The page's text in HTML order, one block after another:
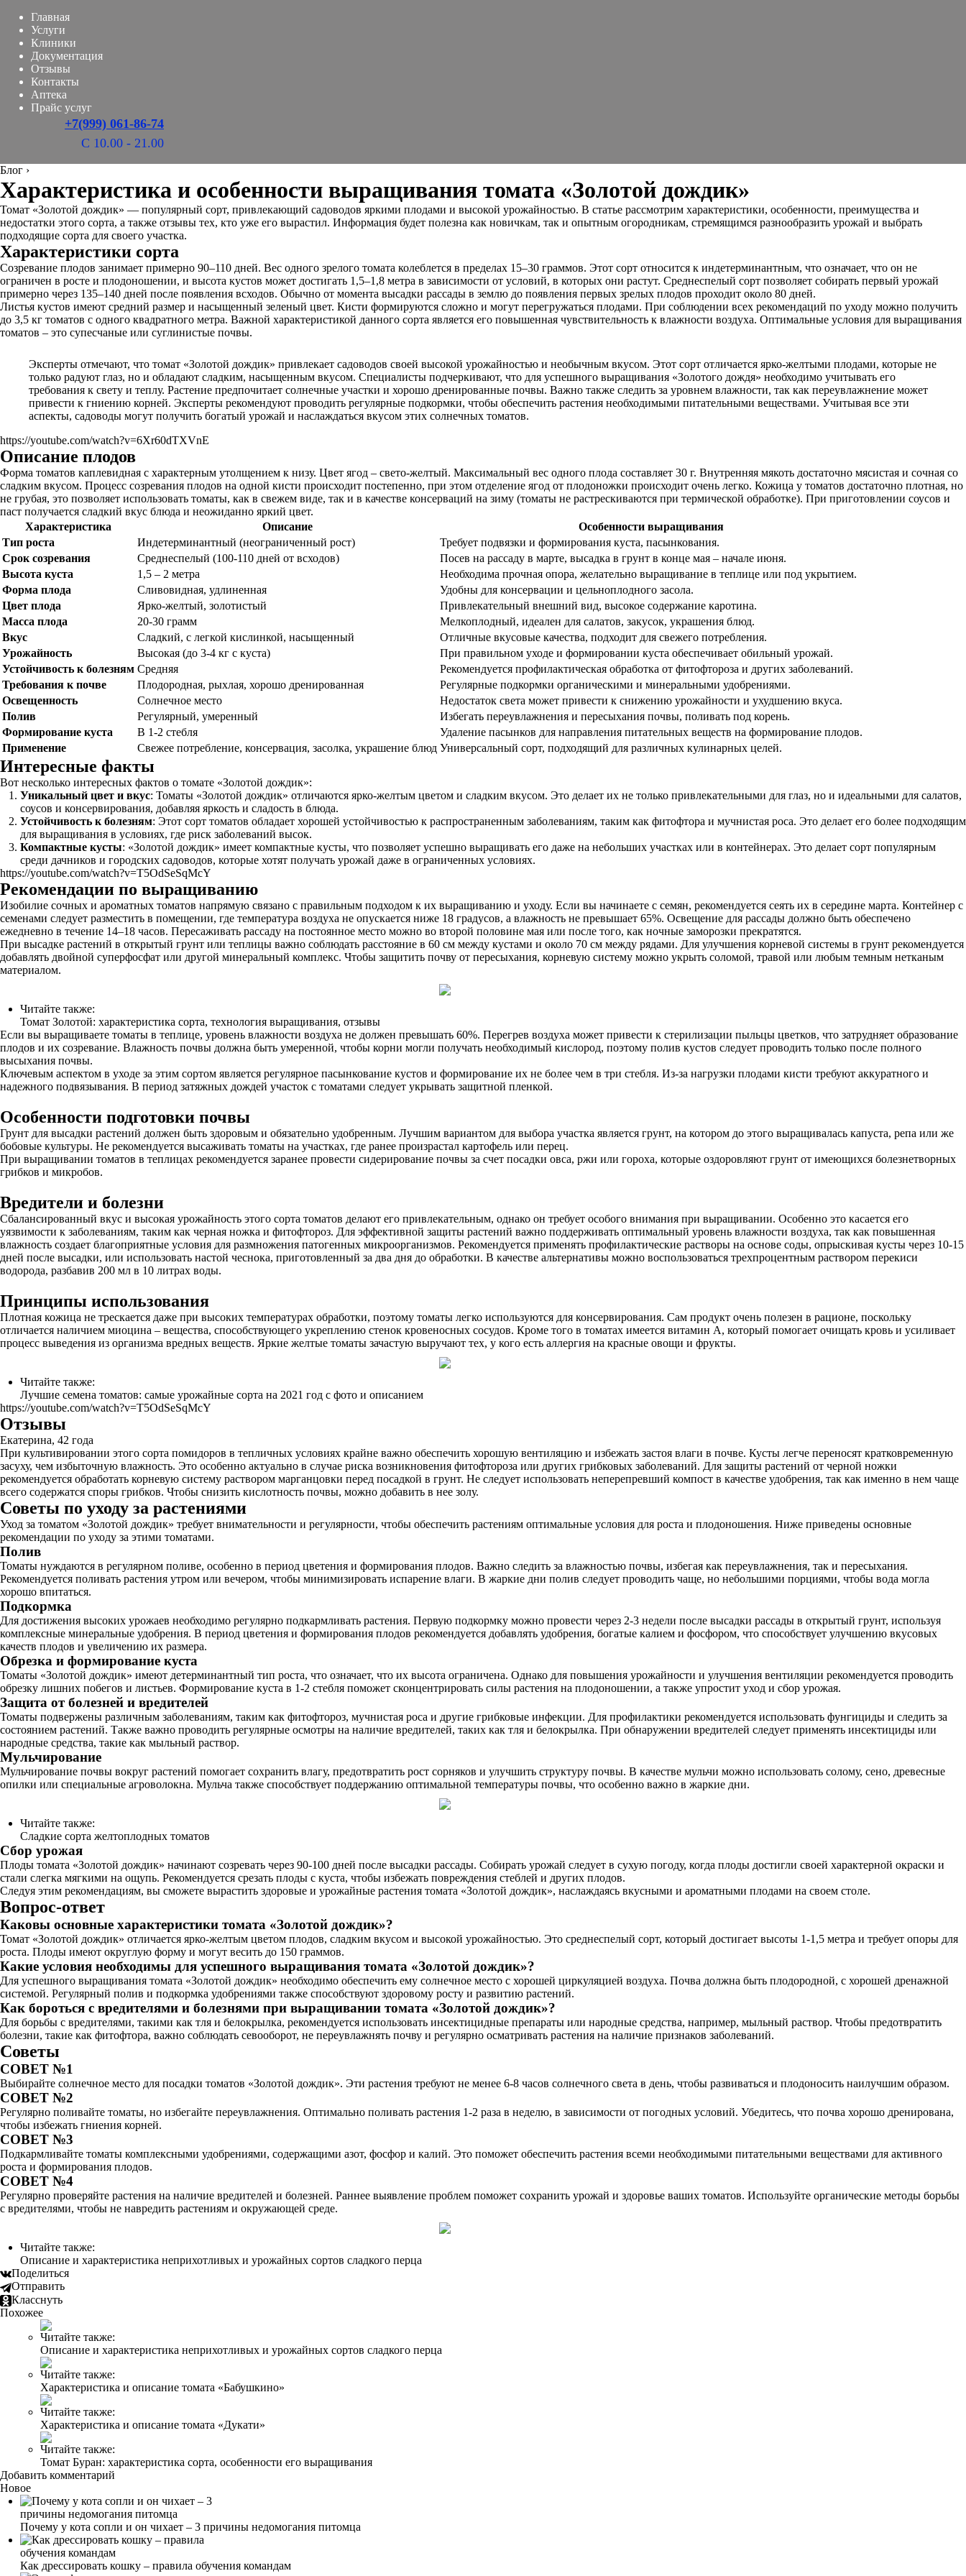
Главная
Услуги
Клиники
Документация
Отзывы
Контакты
Аптека
Прайс услуг
+7(999) 061-86-74
С 10.00 - 21.00
Блог ›
Характеристика и особенности выращивания томата «Золотой дождик»
Томат «Золотой дождик» — популярный сорт, привлекающий садоводов яркими плодами и высокой урожайностью. В статье рассмотрим характеристики, особенности, преимущества и
недостатки этого сорта, а также отзывы тех, кто уже его вырастил. Информация будет полезна как новичкам, так и опытным огородникам, стремящимся разнообразить урожай и выбрать
подходящие сорта для своего участка.
Характеристики сорта
Созревание плодов занимает примерно 90–110 дней. Вес одного зрелого томата колеблется в пределах 15–30 граммов. Этот сорт относится к индетерминантным, что означает, что он не
ограничен в росте и плодоношении, и высота кустов может достигать 1,5–1,8 метра в зависимости от условий, в которых они растут. Среднеспелый сорт позволяет собирать первый урожай
примерно через 135–140 дней после появления всходов. Обычно от момента высадки рассады в землю до появления первых зрелых плодов проходит около 80 дней.
Листья кустов имеют средний размер и насыщенный зеленый цвет. Кисти формируются сложно и могут перегружаться плодами. При соблюдении всех рекомендаций по уходу можно получить
до 3,5 кг томатов с одного квадратного метра. Важной характеристикой данного сорта является его повышенная чувствительность к влажности воздуха. Оптимальные условия для выращивания
томатов – это супесчаные или суглинистые почвы.
Эксперты отмечают, что томат «Золотой дождик» привлекает садоводов своей высокой урожайностью и необычным вкусом. Этот сорт отличается ярко-желтыми плодами, которые не
только радуют глаз, но и обладают сладким, насыщенным вкусом. Специалисты подчеркивают, что для успешного выращивания «Золотого дождя» необходимо учитывать его
требования к свету и теплу. Растение предпочитает солнечные участки и хорошо дренированные почвы. Важно также следить за уровнем влажности, так как переувлажнение может
привести к гниению корней. Эксперты рекомендуют проводить регулярные подкормки, чтобы обеспечить растения необходимыми питательными веществами. Учитывая все эти
аспекты, садоводы могут получить богатый урожай и наслаждаться вкусом этих солнечных томатов.
https://youtube.com/watch?v=6Xr60dTXVnE
Описание плодов
Форма томатов каплевидная с характерным утолщением к низу. Цвет ягод – свето-желтый. Максимальный вес одного плода составляет 30 г. Внутренняя мякоть достаточно мясистая и сочная со
сладким вкусом. Процесс созревания плодов на одной кисти происходит постепенно, при этом отделение ягод от плодоножки происходит очень легко. Кожица у томатов достаточно плотная, но
не грубая, это позволяет использовать томаты, как в свежем виде, так и в качестве консерваций на зиму (томаты не растрескиваются при термической обработке). При приготовлении соусов и
паст получается сладкий вкус блюда и неожиданно яркий цвет.
Характеристика
Описание
Особенности выращивания
Тип роста
Индетерминантный (неограниченный рост)
Требует подвязки и формирования куста, пасынкования.
Срок созревания
Среднеспелый (100-110 дней от всходов)
Посев на рассаду в марте, высадка в грунт в конце мая – начале июня.
Высота куста
1,5 – 2 метра
Необходима прочная опора, желательно выращивание в теплице или под укрытием.
Форма плода
Сливовидная, удлиненная
Удобны для консервации и цельноплодного засола.
Цвет плода
Ярко-желтый, золотистый
Привлекательный внешний вид, высокое содержание каротина.
Масса плода
20-30 грамм
Мелкоплодный, идеален для салатов, закусок, украшения блюд.
Вкус
Сладкий, с легкой кислинкой, насыщенный
Отличные вкусовые качества, подходит для свежего потребления.
Урожайность
Высокая (до 3-4 кг с куста)
При правильном уходе и формировании куста обеспечивает обильный урожай.
Устойчивость к болезням Средняя
Рекомендуется профилактическая обработка от фитофтороза и других заболеваний.
Требования к почве
Плодородная, рыхлая, хорошо дренированная
Регулярные подкормки органическими и минеральными удобрениями.
Освещенность
Солнечное место
Недостаток света может привести к снижению урожайности и ухудшению вкуса.
Полив
Регулярный, умеренный
Избегать переувлажнения и пересыхания почвы, поливать под корень.
Формирование куста
В 1-2 стебля
Удаление пасынков для направления питательных веществ на формирование плодов.
Применение
Свежее потребление, консервация, засолка, украшение блюд Универсальный сорт, подходящий для различных кулинарных целей.
Интересные факты
Вот несколько интересных фактов о томате «Золотой дождик»:
Уникальный цвет и вкус: Томаты «Золотой дождик» отличаются ярко-желтым цветом и сладким вкусом. Это делает их не только привлекательными для глаз, но и идеальными для салатов,
соусов и консервирования, добавляя яркость и сладость в блюда.
Устойчивость к болезням: Этот сорт томатов обладает хорошей устойчивостью к распространенным заболеваниям, таким как фитофтора и мучнистая роса. Это делает его более подходящим
для выращивания в условиях, где риск заболеваний высок.
Компактные кусты: «Золотой дождик» имеет компактные кусты, что позволяет успешно выращивать его даже на небольших участках или в контейнерах. Это делает сорт популярным
среди дачников и городских садоводов, которые хотят получать урожай даже в ограниченных условиях.
https://youtube.com/watch?v=T5OdSeSqMcY
Рекомендации по выращиванию
Изобилие сочных и ароматных томатов напрямую связано с правильным подходом к их выращиванию и уходу. Если вы начинаете с семян, рекомендуется сеять их в середине марта. Контейнер с
семенами следует разместить в помещении, где температура воздуха не опускается ниже 18 градусов, а влажность не превышает 65%. Освещение для рассады должно быть обеспечено
ежедневно в течение 14–18 часов. Пересаживать рассаду на постоянное место можно во второй половине мая или после того, как ночные заморозки прекратятся.
При высадке растений в открытый грунт или теплицы важно соблюдать расстояние в 60 см между кустами и около 70 см между рядами. Для улучшения корневой системы в грунт рекомендуется
добавлять двойной суперфосфат или другой минеральный комплекс. Чтобы защитить почву от пересыхания, корневую систему можно укрыть соломой, травой или любым темным нетканым
материалом.
Читайте также:
Томат Золотой: характеристика сорта, технология выращивания, отзывы
Если вы выращиваете томаты в теплице, уровень влажности воздуха не должен превышать 60%. Перегрев воздуха может привести к стерилизации пыльцы цветков, что затрудняет образование
плодов и их созревание. Влажность почвы должна быть умеренной, чтобы корни могли получать необходимый кислород, поэтому полив кустов следует проводить только после полного
высыхания почвы.
Ключевым аспектом в уходе за этим сортом является регулярное пасынкование кустов и формирование их не более чем в три стебля. Из-за нагрузки плодами кисти требуют аккуратного и
надежного подвязывания. В период затяжных дождей участок с томатами следует укрывать защитной пленкой.
Особенности подготовки почвы
Грунт для высадки растений должен быть здоровым и обязательно удобренным. Лучшим вариантом для выбора участка является грунт, на котором до этого выращивалась капуста, репа или же
бобовые культуры. Не рекомендуется высаживать томаты на участках, где ранее произрастал картофель или перец.
При выращивании томатов в теплицах рекомендуется заранее провести сидерирование почвы за счет посадки овса, ржи или гороха, которые оздоровляют грунт от имеющихся болезнетворных
грибков и микробов.
Вредители и болезни
Сбалансированный вкус и высокая урожайность этого сорта томатов делают его привлекательным, однако он требует особого внимания при выращивании. Особенно это касается его
уязвимости к заболеваниям, таким как черная ножка и фитофтороз. Для эффективной защиты растений важно поддерживать оптимальный уровень влажности воздуха, так как повышенная
влажность создает благоприятные условия для размножения патогенных микроорганизмов. Рекомендуется применять профилактические растворы на основе соды, опрыскивая кусты через 10-15
дней после высадки, или использовать настой чеснока, приготовленный за два дня до обработки. В качестве альтернативы можно воспользоваться трехпроцентным раствором перекиси
водорода, разбавив 200 мл в 10 литрах воды.
Принципы использования
Плотная кожица не трескается даже при высоких температурах обработки, поэтому томаты легко используются для консервирования. Сам продукт очень полезен в рационе, поскольку
отличается наличием миоцина – вещества, способствующего укреплению стенок кровеносных сосудов. Кроме того в томатах имеется витамин А, который помогает очищать кровь и усиливает
процесс выведения из организма вредных веществ. Яркие желтые томаты зачастую выручают тех, у кого есть аллергия на красные овощи и фрукты.
Читайте также:
Лучшие семена томатов: самые урожайные сорта на 2021 год с фото и описанием
https://youtube.com/watch?v=T5OdSeSqMcY
Отзывы
Екатерина, 42 года
При культивировании этого сорта помидоров в тепличных условиях крайне важно обеспечить хорошую вентиляцию и избежать застоя влаги в почве. Кусты легче переносят кратковременную
засуху, чем избыточную влажность. Это особенно актуально в случае риска возникновения фитофтороза или других грибковых заболеваний. Для защиты растений от черной ножки
рекомендуется обработать корневую систему раствором марганцовки перед посадкой в грунт. Не следует использовать неперепревший компост в качестве удобрения, так как именно в нем чаще
всего содержатся споры грибков. Чтобы снизить кислотность почвы, можно добавить в нее золу.
Советы по уходу за растениями
Уход за томатом «Золотой дождик» требует внимательности и регулярности, чтобы обеспечить растениям оптимальные условия для роста и плодоношения. Ниже приведены основные
рекомендации по уходу за этими томатами.
Полив
Томаты нуждаются в регулярном поливе, особенно в период цветения и формирования плодов. Важно следить за влажностью почвы, избегая как переувлажнения, так и пересыхания.
Рекомендуется поливать растения утром или вечером, чтобы минимизировать испарение влаги. В жаркие дни полив следует проводить чаще, но небольшими порциями, чтобы вода могла
хорошо впитаться.
Подкормка
Для достижения высоких урожаев необходимо регулярно подкармливать растения. Первую подкормку можно провести через 2-3 недели после высадки рассады в открытый грунт, используя
комплексные минеральные удобрения. В период цветения и формирования плодов рекомендуется добавлять удобрения, богатые калием и фосфором, что способствует улучшению вкусовых
качеств плодов и увеличению их размера.
Обрезка и формирование куста
Томаты «Золотой дождик» имеют детерминантный тип роста, что означает, что их высота ограничена. Однако для повышения урожайности и улучшения вентиляции рекомендуется проводить
обрезку лишних побегов и листьев. Формирование куста в 1-2 стебля поможет сконцентрировать силы растения на плодоношении, а также упростит уход и сбор урожая.
Защита от болезней и вредителей
Томаты подвержены различным заболеваниям, таким как фитофтороз, мучнистая роса и другие грибковые инфекции. Для профилактики рекомендуется использовать фунгициды и следить за
состоянием растений. Также важно проводить регулярные осмотры на наличие вредителей, таких как тля и белокрылка. При обнаружении вредителей следует применять инсектициды или
народные средства, такие как мыльный раствор.
Мульчирование
Мульчирование почвы вокруг растений помогает сохранить влагу, предотвратить рост сорняков и улучшить структуру почвы. В качестве мульчи можно использовать солому, сено, древесные
опилки или специальные агроволокна. Мульча также способствует поддержанию оптимальной температуры почвы, что особенно важно в жаркие дни.
Читайте также:
Сладкие сорта желтоплодных томатов
Сбор урожая
Плоды томата «Золотой дождик» начинают созревать через 90-100 дней после высадки рассады. Собирать урожай следует в сухую погоду, когда плоды достигли своей характерной окраски и
стали слегка мягкими на ощупь. Рекомендуется срезать плоды с куста, чтобы избежать повреждения стеблей и других плодов.
Следуя этим рекомендациям, вы сможете вырастить здоровые и урожайные растения томата «Золотой дождик», наслаждаясь вкусными и ароматными плодами на своем столе.
Вопрос-ответ
Каковы основные характеристики томата «Золотой дождик»?
Томат «Золотой дождик» отличается ярко-желтым цветом плодов, сладким вкусом и высокой урожайностью. Это среднеспелый сорт, который достигает высоты 1-1,5 метра и требует опоры для
роста. Плоды имеют округлую форму и могут весить до 150 граммов.
Какие условия необходимы для успешного выращивания томата «Золотой дождик»?
Для успешного выращивания томата «Золотой дождик» необходимо обеспечить ему солнечное место с хорошей циркуляцией воздуха. Почва должна быть плодородной, с хорошей дренажной
системой. Регулярный полив и подкормка удобрениями также способствуют здоровому росту и развитию растений.
Как бороться с вредителями и болезнями при выращивании томата «Золотой дождик»?
Для борьбы с вредителями, такими как тля и белокрылка, рекомендуется использовать инсектицидные препараты или народные средства, например, мыльный раствор. Чтобы предотвратить
болезни, такие как фитофтора, важно соблюдать севооборот, не переувлажнять почву и регулярно осматривать растения на наличие признаков заболеваний.
Советы
СОВЕТ №1
Выбирайте солнечное место для посадки томатов «Золотой дождик». Эти растения требуют не менее 6-8 часов солнечного света в день, чтобы развиваться и плодоносить наилучшим образом.
СОВЕТ №2
Регулярно поливайте томаты, но избегайте переувлажнения. Оптимально поливать растения 1-2 раза в неделю, в зависимости от погодных условий. Убедитесь, что почва хорошо дренирована,
чтобы избежать гниения корней.
СОВЕТ №3
Подкармливайте томаты комплексными удобрениями, содержащими азот, фосфор и калий. Это поможет обеспечить растения всеми необходимыми питательными веществами для активного
роста и формирования плодов.
СОВЕТ №4
Регулярно проверяйте растения на наличие вредителей и болезней. Раннее выявление проблем поможет сохранить урожай и здоровье ваших томатов. Используйте органические методы борьбы
с вредителями, чтобы не навредить растениям и окружающей среде.
Читайте также:
Описание и характеристика неприхотливых и урожайных сортов сладкого перца
Поделиться
Отправить
Класснуть
Похожее
Читайте также:
Описание и характеристика неприхотливых и урожайных сортов сладкого перца
Читайте также:
Характеристика и описание томата «Бабушкино»
Читайте также:
Характеристика и описание томата «Дукати»
Читайте также:
Томат Буран: характеристика сорта, особенности его выращивания
Добавить комментарий
Новое
Почему у кота сопли и он чихает – 3 причины недомогания питомца
Как дрессировать кошку – правила обучения командам